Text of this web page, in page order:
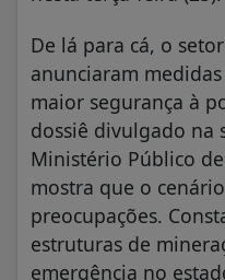
De lá para cá, o
anunciaram
maior segurança à
dossiê divulgado na
Ministério Público
mostra que o
preocupações.
estruturas de
emergência no